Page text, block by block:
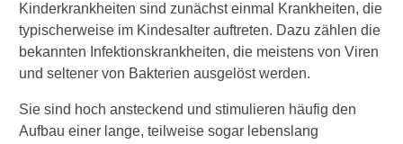
Kinderkrankheiten sind zunächst einmal Krankheiten, die
typischerweise im Kindesalter auftreten. Dazu zählen die
bekannten Infektionskrankheiten, die meistens von Viren
und seltener von Bakterien ausgelöst werden.
Sie sind hoch ansteckend und stimulieren häufig den
Aufbau einer lange, teilweise sogar lebenslang
ö
n
n
n
i
n